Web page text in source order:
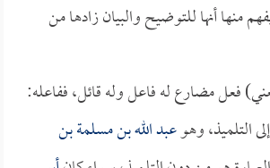
منها أنها للتوضيح والبيان زادها من
فعل مضارع له فاعل وله قائل، ففاعله:
التلميذ، وهوعبد الله بن مسلمة بن